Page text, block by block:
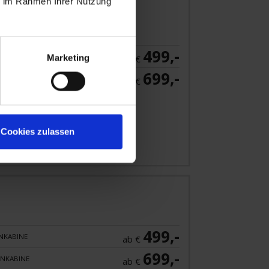
Marketing
Cookies zulassen
ab € 499,-
ab € 699,-
Angebot
ab € 499,-
ab € 699,-